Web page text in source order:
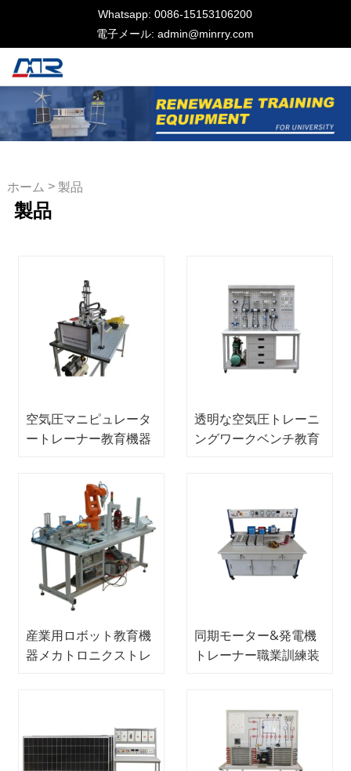
Whatsapp: 0086-15153106200
電子メール: admin@minrry.com
ホーム > 製品
製品
空気圧マニピュレータ
ートレーナー教育機器
透明な空気圧トレーニ
ングワークベンチ教育
産業用ロボット教育機
器メカトロニクストレ
同期モーター&発電機
トレーナー職業訓練装